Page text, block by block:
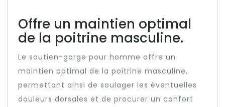
Offre un maintien optimal
de la poitrine masculine.
Le soutien-gorge pour homme offre un
maintien optimal de la poitrine masculine,
permettant ainsi de soulager les éventuelles
douleurs dorsales et de procurer un confort